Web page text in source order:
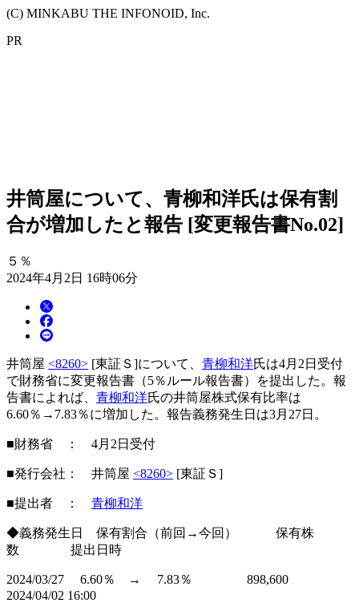
(C) MINKABU THE INFONOID, Inc.
PR
井筒屋について、青柳和洋氏は保有割
合が増加したと報告 [変更報告書No.02]
５％
2024年4月2日 16時06分
井筒屋 <8260> [東証Ｓ]について、 青柳和洋氏は4月2日受付
で財務省に変更報告書（5％ルール報告書）を提出した。報
告書によれば、 青柳和洋氏の井筒屋株式保有比率は
6.60％→7.83％に増加した。報告義務発生日は3月27日。
■財務省 ： 4月2日受付
■発行会社： 井筒屋 <8260> [東証Ｓ]
■提出者 ： 青柳和洋
◆義務発生日 保有割合（前回→今回） 保有株
数 提出日時
2024/03/27 6.60％ → 7.83％ 898,600
2024/04/02 16:00